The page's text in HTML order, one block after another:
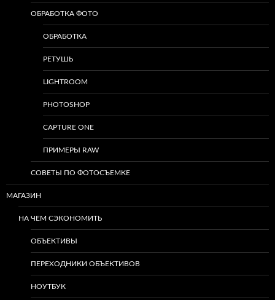
ОБРАБОТКА ФОТО
ОБРАБОТКА
РЕТУШЬ
LIGHTROOM
PHOTOSHOP
CAPTURE ONE
ПРИМЕРЫ RAW
СОВЕТЫ ПО ФОТОСЪЕМКЕ
МАГАЗИН
НА ЧЕМ СЭКОНОМИТЬ
ОБЪЕКТИВЫ
ПЕРЕХОДНИКИ ОБЪЕКТИВОВ
НОУТБУК